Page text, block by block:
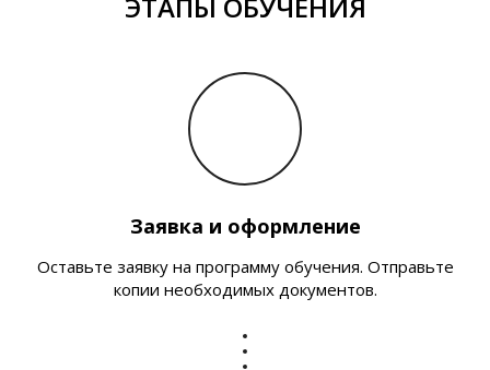
Заявка и оформление
Оставьте заявку на программу обучения. Отправьте
копии необходимых документов.